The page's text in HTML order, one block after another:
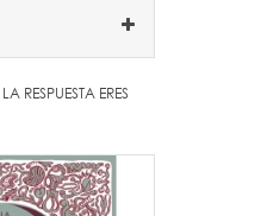
LA RESPUESTA ERES